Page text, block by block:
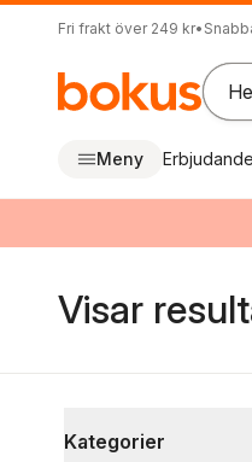
Fri frakt över 249 kr•
Meny
Visar
Kategorier